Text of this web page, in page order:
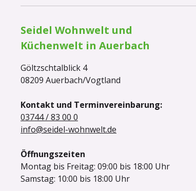
Seidel Wohnwelt und
Küchenwelt in Auerbach
Göltzschtalblick 4
08209 Auerbach/Vogtland
Kontakt und Terminvereinbarung:
03744 / 83 00 0
info@seidel-wohnwelt.de
Öffnungszeiten
Montag bis Freitag: 09:00 bis 18:00 Uhr
Samstag: 10:00 bis 18:00 Uhr